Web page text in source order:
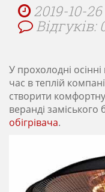
2019-10-26
Відгуків:
У прохолодні
час в теплій
створити
веранді заміського
обігрівача.